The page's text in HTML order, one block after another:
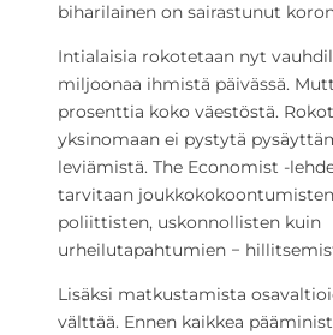
biharilainen on sairastunut
Intialaisia rokotetaan nyt
miljoonaa ihmistä päivässä.
prosenttia koko väestöstä.
yksinomaan ei pystytä
leviämistä. The Economist -
tarvitaan
poliittisten, uskonnollisten kuin
urheilutapahtumien −
Lisäksi matkustamista
välttää. Ennen kaikkea